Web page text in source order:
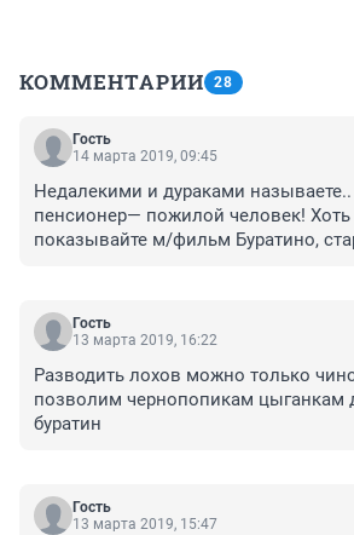
КОММЕНТАРИИ 28
Гость
14 марта 2019, 09:45
Недалекими и дураками
пенсионер— пожилой человек! Хоть
показывайте м/фильм Буратино,
Гость
13 марта 2019, 16:22
Разводить лохов можно только
позволим чернопопикам цыганкам
буратин
Гость
13 марта 2019, 15:47